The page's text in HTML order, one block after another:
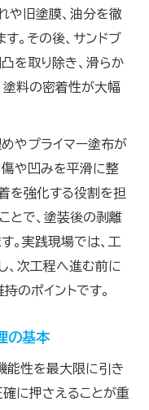
や旧塗膜、油分を徹
。その後、サンドブ
を取り除き、滑らか
塗料の密着性が大幅
やプライマー塗布が
や凹みを平滑に整
を強化する役割を担
とで、塗装後の剥離
。実践現場では、工
、次工程へ進む前に
のポイントです。
の基本
能性を最大限に引き
に押さえることが重